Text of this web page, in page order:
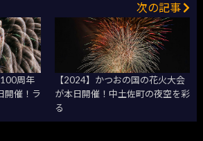
周年
開催！ラ
次の記事
【2024】かつおの国の花火大会
が本日開催！中土佐町の夜空を彩
る